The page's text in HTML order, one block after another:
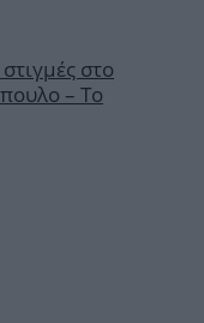
στο
– Το